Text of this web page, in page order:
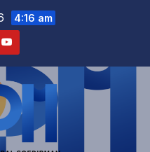
4:16 am